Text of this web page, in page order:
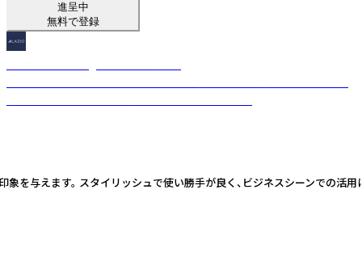
進呈中
無料で登録
えます。 スタイリッシュで使い勝手が良く、ビジネスシーンで